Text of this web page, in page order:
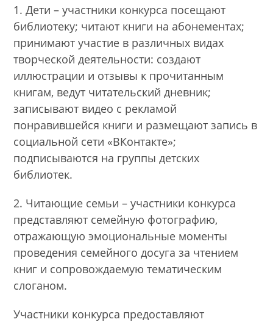
1. Дети – участники конкурса посещают
библиотеку; читают книги на абонементах;
принимают участие в различных видах
творческой деятельности: создают
иллюстрации и отзывы к прочитанным
книгам, ведут читательский дневник;
записывают видео с рекламой
понравившейся книги и размещают запись в
социальной сети «ВКонтакте»;
подписываются на группы детских
библиотек.
2. Читающие семьи – участники конкурса
представляют семейную фотографию,
отражающую эмоциональные моменты
проведения семейного досуга за чтением
книг и сопровождаемую тематическим
слоганом.
Участники конкурса предоставляют